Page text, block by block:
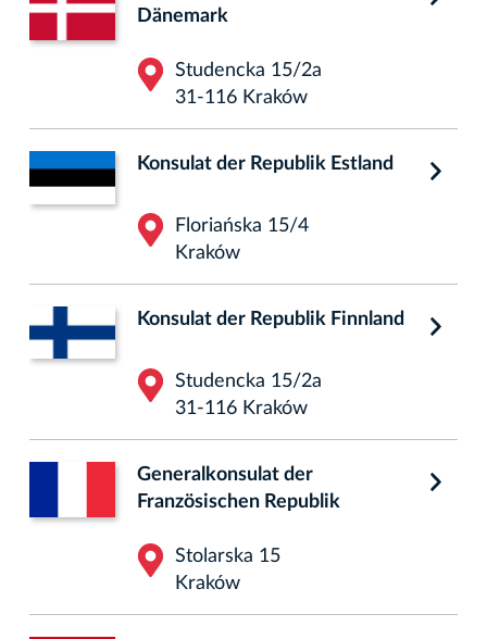
Dänemark
Studencka 15/2a
31-116 Kraków
Konsulat der Republik Estland
Floriańska 15/4
Kraków
Konsulat der Republik Finnland
Studencka 15/2a
31-116 Kraków
Generalkonsulat der
Französischen Republik
Stolarska 15
Kraków